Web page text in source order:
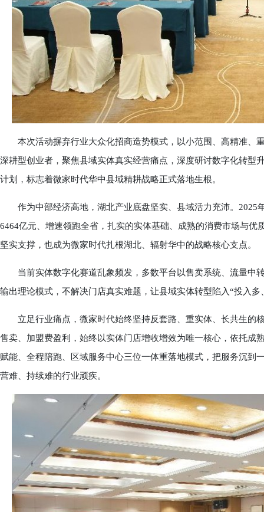
本次活动摒弃行业大众化招商造势模式，以小范围、高精准、
深耕型创业者，聚焦县域实体真实经营痛点，深度研讨数字化转型
计划，标志着微家时代华中县域精耕战略正式落地生根。
作为中部经济高地，湖北产业底盘坚实、县域活力充沛。2025
6464亿元、增速领跑全省，扎实的实体基础、成熟的消费市场与
坚实支撑，也成为微家时代扎根湖北、辐射华中的战略核心支点。
当前实体数字化赛道乱象频发，多数平台以售卖系统、流量中
输出理论模式，不解决门店真实难题，让县域实体转型陷入“投入
立足行业痛点，微家时代始终坚持反套路、重实体、长共生的
售卖、加盟费盈利，始终以实体门店增收增效为唯一核心，依托成
赋能、全程陪跑、区域服务中心三位一体重落地模式，把服务沉到
营难、持续难的行业顽疾。